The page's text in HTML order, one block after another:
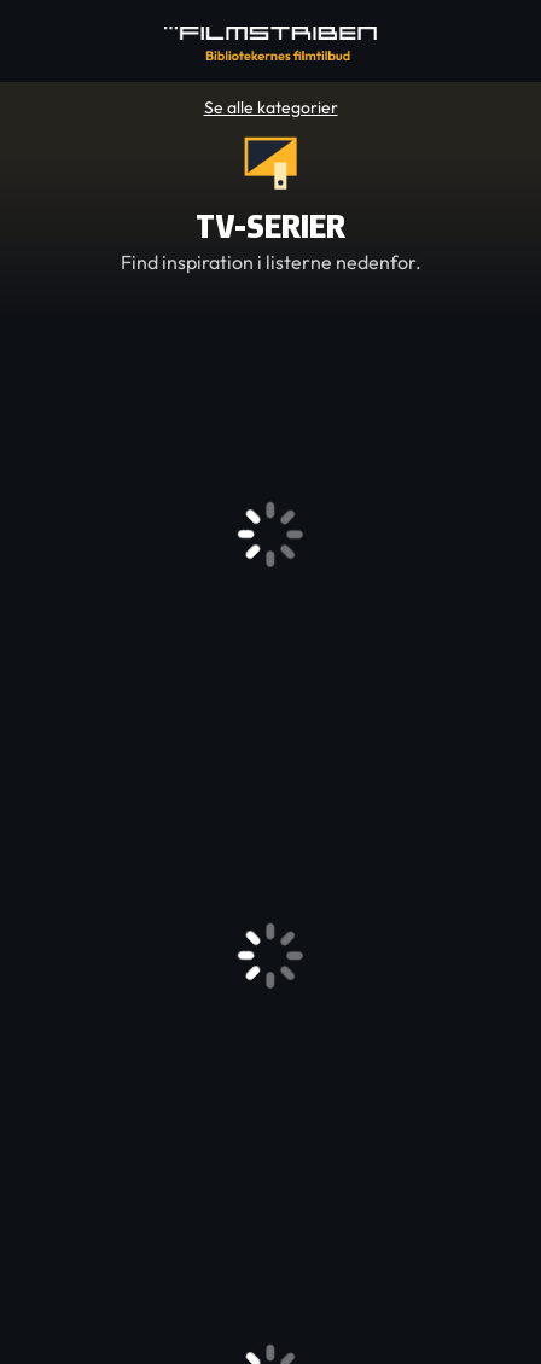
Se alle kategorier
TV-SERIER
Find inspiration i listerne nedenfor.